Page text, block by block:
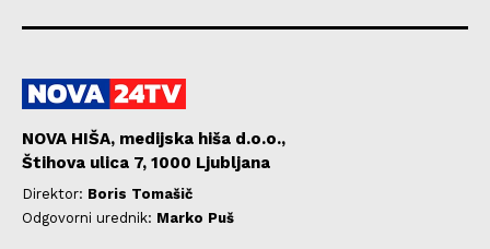
NOVA HIŠA, medijska hiša d.o.o.,
Štihova ulica 7, 1000 Ljubljana
Direktor: Boris Tomašič
Odgovorni urednik: Marko Puš